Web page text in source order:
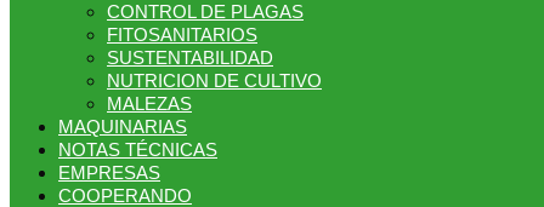
CONTROL DE PLAGAS
FITOSANITARIOS
SUSTENTABILIDAD
NUTRICION DE CULTIVO
MALEZAS
MAQUINARIAS
NOTAS TÉCNICAS
EMPRESAS
COOPERANDO